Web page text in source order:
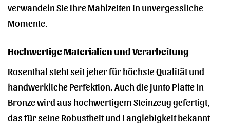
verwandeln Sie Ihre Mahlzeiten in unvergessliche
Momente.
Hochwertige Materialien und Verarbeitung
Rosenthal steht seit jeher für höchste Qualität und
handwerkliche Perfektion. Auch die Junto Platte in
Bronze wird aus hochwertigem Steinzeug gefertigt,
das für seine Robustheit und Langlebigkeit bekannt